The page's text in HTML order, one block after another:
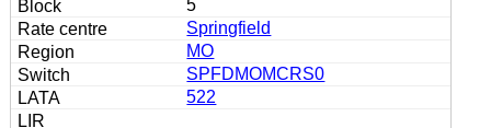
5
Springfield
MO
SPFDMOMCRS0
522